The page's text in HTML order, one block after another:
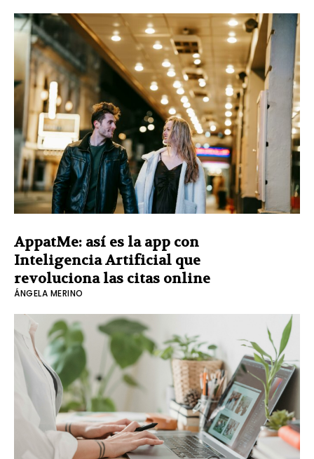
AppatMe: así es la app con
Inteligencia Artificial que
revoluciona las citas online
ÁNGELA MERINO